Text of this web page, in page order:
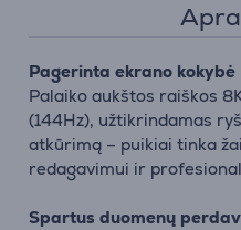
Pagerinta ekrano kokybė
Palaiko aukštos raiškos
(144Hz), užtikrindamas
atkūrimą – puikiai tinka
redagavimui ir
Spartus duomenų